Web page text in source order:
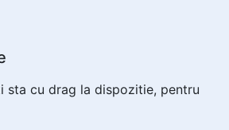
sta cu drag la dispozitie, pentru